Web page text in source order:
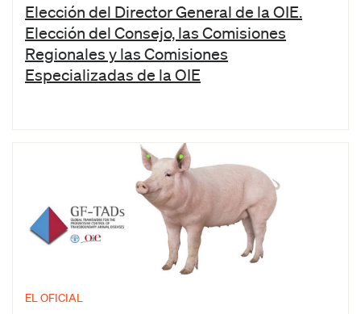
Elección del Director General de la OIE.
Elección del Consejo, las Comisiones
Regionales y las Comisiones
Especializadas de la OIE
EL OFICIAL